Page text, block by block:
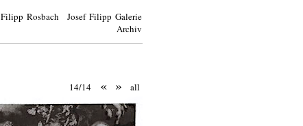
Filipp Rosbach Josef Filipp Galerie
Archiv
14/14 « » all